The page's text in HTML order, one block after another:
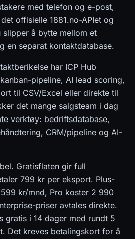
med telefon og e-post,
offisielle 1881.no-APIet og
å bytte mellom et
en separat kontaktdatabase.
har ICP Hub
pipeline, AI lead scoring,
til CSV/Excel eller direkte til
det mange salgsteam i dag
verktøy: bedriftsdatabase,
CRM/pipeline og AI-
Gratisflaten gir full
799 kr per eksport. Plus-
kr/mnd, Pro koster 2 990
priser avtales direkte.
gratis i 14 dager med rundt 5
Det kreves betalingskort for å